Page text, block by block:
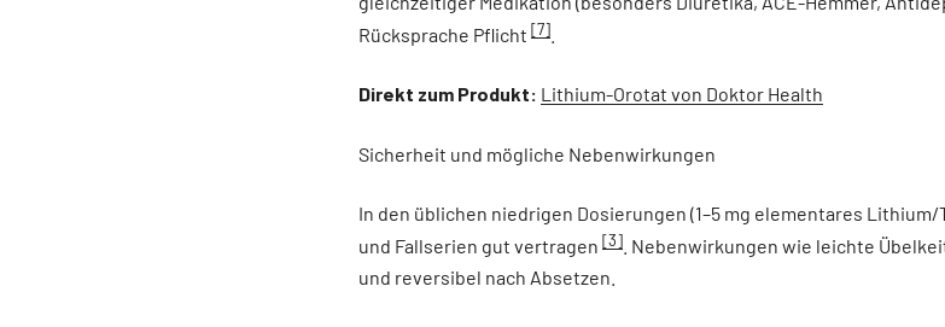
Rücksprache Pflicht [7]
Direkt zum Produkt: Lithium-Orotat von Doktor Health
Sicherheit und mögliche Nebenwirkungen
In den üblichen niedrigen Dosierungen (1–5 mg elementares
und Fallserien gut vertragen [3] . Nebenwirkungen wie leichte
und reversibel nach Absetzen.